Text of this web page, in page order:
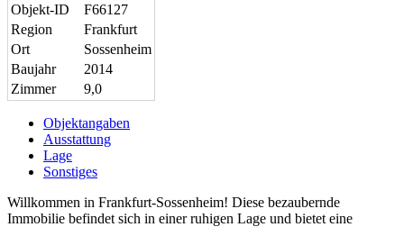
Objekt-ID
F66127
Region
Frankfurt
Ort
Sossenheim
Baujahr
2014
Zimmer
9,0
Objektangaben
Ausstattung
Lage
Sonstiges
Willkommen in Frankfurt-Sossenheim! Diese bezaubernde
Immobilie befindet sich in einer ruhigen Lage und bietet eine